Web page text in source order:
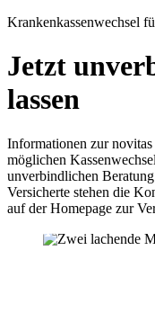
Krankenkassenwechsel
Jetzt
lassen
Informationen zur
möglichen
unverbindlichen
Versicherte stehen die
auf der Homepage zur